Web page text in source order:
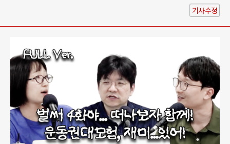
기사수정